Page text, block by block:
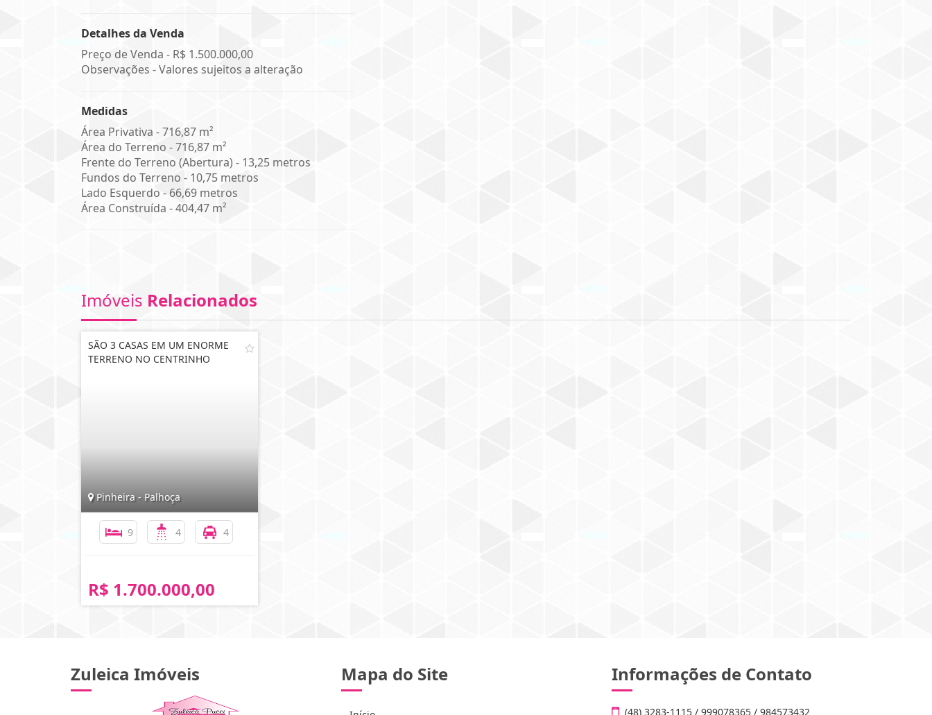
Detalhes da Venda
Preço de Venda - R$ 1.500.000,00
Observações - Valores sujeitos a alteração
Medidas
Área Privativa - 716,87 m²
Área do Terreno - 716,87 m²
Frente do Terreno (Abertura) - 13,25 metros
Fundos do Terreno - 10,75 metros
Lado Esquerdo - 66,69 metros
Área Construída - 404,47 m²
Imóveis Relacionados
SÃO 3 CASAS EM UM ENORME
TERRENO NO CENTRINHO
Pinheira - Palhoça
9 4 4
R$ 1.700.000,00
Zuleica Imóveis Mapa do Site Informações de Contato
(48) 3283-1115 / 999078365 / 984573432